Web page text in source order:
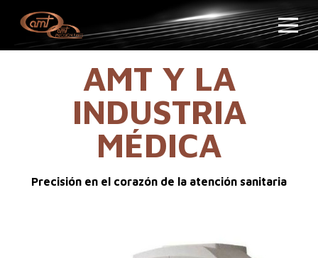
AMT Y LA
INDUSTRIA
MÉDICA
Precisión en el corazón de la atención sanitaria